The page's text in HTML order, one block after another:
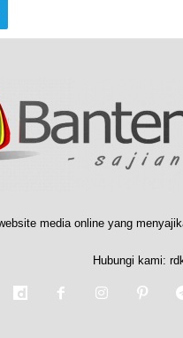
media online yang
Hubungi kami: